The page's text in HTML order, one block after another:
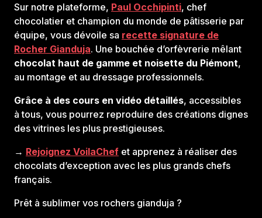
Sur notre plateforme, Paul Occhipinti, chef
chocolatier et champion du monde de pâtisserie par
équipe, vous dévoile sa recette signature de
Rocher Gianduja. Une bouchée d’orfèvrerie mêlant
chocolat haut de gamme et noisette du Piémont,
au montage et au dressage professionnels.
Grâce à des cours en vidéo détaillés, accessibles
à tous, vous pourrez reproduire des créations dignes
des vitrines les plus prestigieuses.
→ Rejoignez VoilaChef et apprenez à réaliser des
chocolats d’exception avec les plus grands chefs
français.
Prêt à sublimer vos rochers gianduja ?